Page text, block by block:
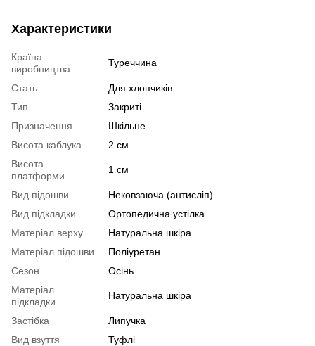
Характеристики
Країна
виробництва
Туреччина
Стать
Для хлопчиків
Тип
Закриті
Призначення
Шкільне
Висота каблука
2 см
Висота
платформи
1 см
Вид підошви
Нековзаюча (антисліп)
Вид підкладки
Ортопедична устілка
Матеріал верху
Натуральна шкіра
Матеріал підошви
Поліуретан
Сезон
Осінь
Матеріал
підкладки
Натуральна шкіра
Застібка
Липучка
Вид взуття
Туфлі